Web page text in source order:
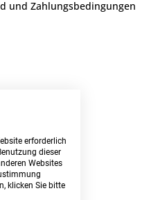
und Zahlungsbedingungen
erforderlich
dieser
Websites
klicken Sie bitte